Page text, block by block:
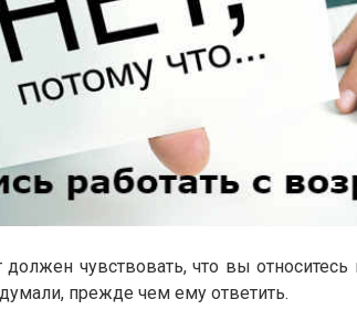
чувствовать, что вы относитесь
прежде чем ему ответить.